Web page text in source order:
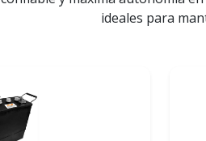
ideales para